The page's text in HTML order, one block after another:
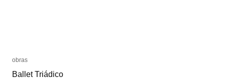
obras
Ballet Triádico
obras
Ballet Triádico